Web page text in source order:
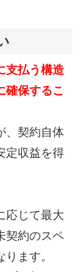
支払う構造
確保するこ
、契約自体
定収益を得
応じて最大
契約のスペ
ます。